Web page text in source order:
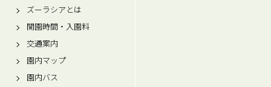
ズーラシアとは
開園時間・入園料
交通案内
園内マップ
園内バス